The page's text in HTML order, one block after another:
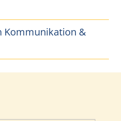
Kommunikation &